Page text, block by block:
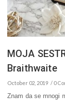
MOJA
Braithwaite
October 02, 2019 0
Znam da se mnogi